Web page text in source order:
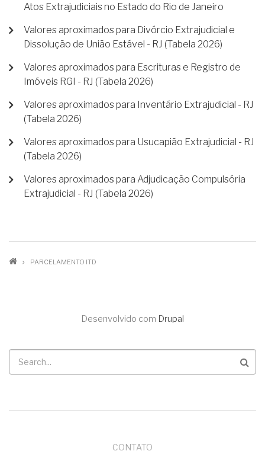
Atos Extrajudiciais no Estado do Rio de Janeiro
Valores aproximados para Divórcio Extrajudicial e
Dissolução de União Estável - RJ (Tabela 2026)
Valores aproximados para Escrituras e Registro de
Imóveis RGI - RJ (Tabela 2026)
Valores aproximados para Inventário Extrajudicial - RJ
(Tabela 2026)
Valores aproximados para Usucapião Extrajudicial - RJ
(Tabela 2026)
Valores aproximados para Adjudicação Compulsória
Extrajudicial - RJ (Tabela 2026)
TRILHA
NAVEGAÇÃO
PARCELAMENTO ITD
Desenvolvido com Drupal
CONTATO